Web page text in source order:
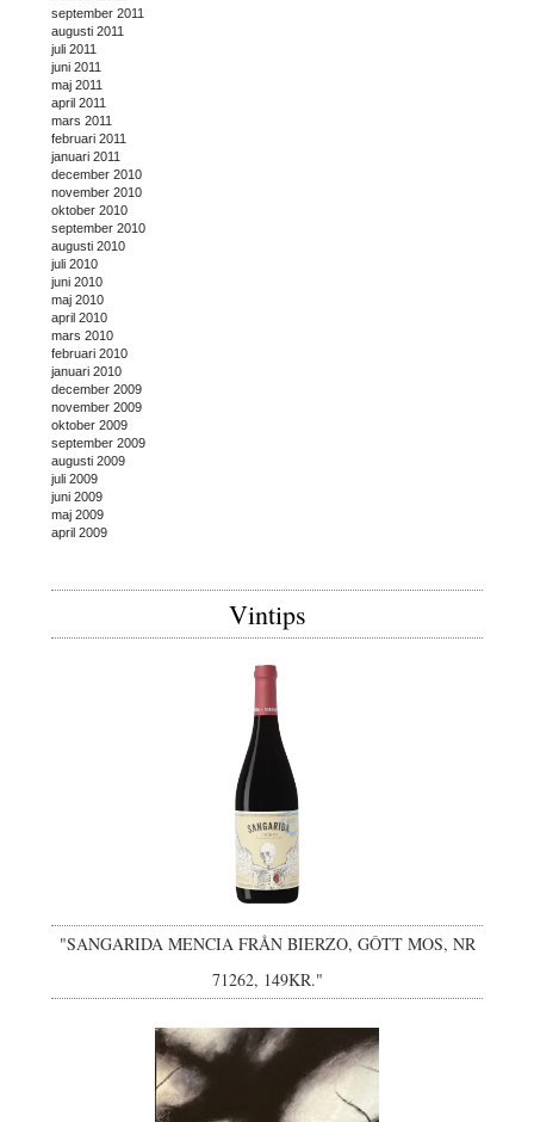
september 2011
augusti 2011
juli 2011
juni 2011
maj 2011
april 2011
mars 2011
februari 2011
januari 2011
december 2010
november 2010
oktober 2010
september 2010
augusti 2010
juli 2010
juni 2010
maj 2010
april 2010
mars 2010
februari 2010
januari 2010
december 2009
november 2009
oktober 2009
september 2009
augusti 2009
juli 2009
juni 2009
maj 2009
april 2009
Vintips
"SANGARIDA MENCIA FRÅN BIERZO, GÔTT MOS, NR
71262, 149KR."